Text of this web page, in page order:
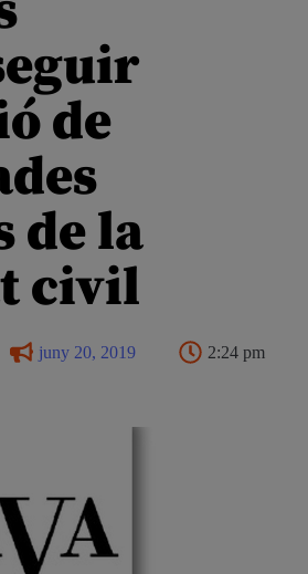
de
de la
civil
juny 20, 2019 2:24 pm